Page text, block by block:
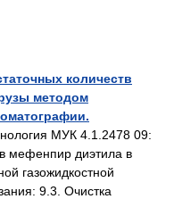
количеств
методом
МУК 4.1.2478 09:
мефенпир диэтила в
газожидкостной
9.3. Очистка